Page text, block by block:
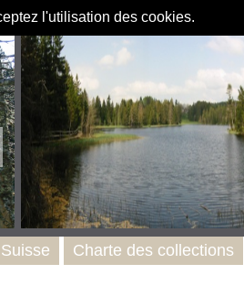
l'utilisation des cookies.
Charte des collections